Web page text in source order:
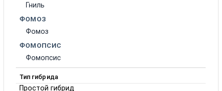
Гниль
ФОМОЗ
Фомоз
ФОМОПСИС
Фомопсис
Тип гибрида
Простой гибрид